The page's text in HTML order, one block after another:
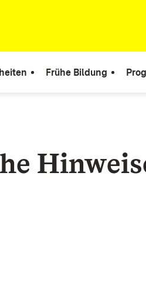
Frühe Bildung